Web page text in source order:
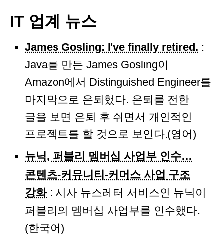
IT 업계 뉴스
James Gosling: I've finally retired. :
Java를 만든 James Gosling이
Amazon에서 Distinguished Engineer를
마지막으로 은퇴했다. 은퇴를 전한
글을 보면 은퇴 후 쉬면서 개인적인
프로젝트를 할 것으로 보인다.(영어)
뉴닉, 퍼블리 멤버십 사업부 인수…
콘텐츠-커뮤니티-커머스 사업 구조
강화: 시사 뉴스레터 서비스인 뉴닉이
퍼블리의 멤버십 사업부를 인수했다.
(한국어)